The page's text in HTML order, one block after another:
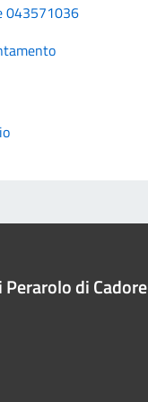
043571036
Perarolo di Cadore